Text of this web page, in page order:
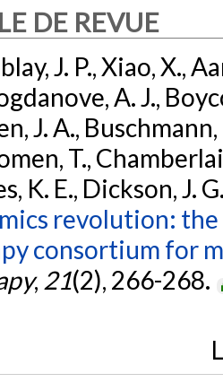
DE REVUE
J. P., Xiao, X.,
A. J.,
J. A.,
T.,
K. E., Dickson, J.
revolution:
consortium for
, 21(2), 266-268.